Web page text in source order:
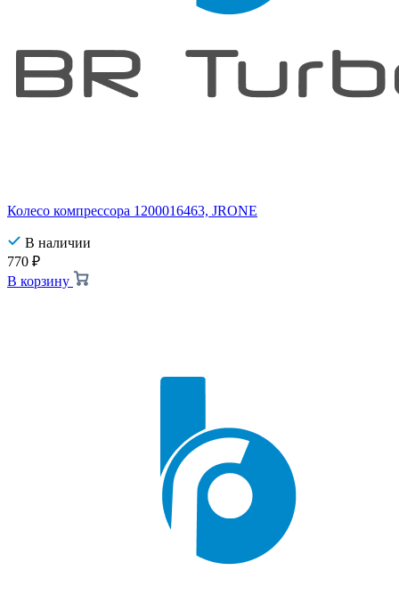
Колесо компрессора 1200016463, JRONE
В наличии
770 ₽
В корзину